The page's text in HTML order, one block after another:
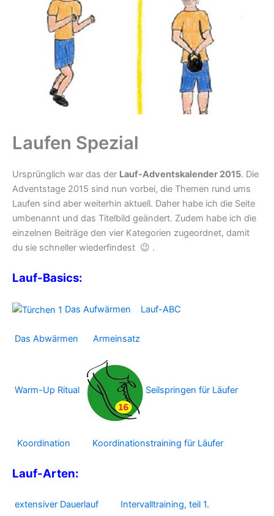
Laufen Spezial
Ursprünglich war das der Lauf-Adventskalender 2015. Die
Adventstage 2015 sind nun vorbei, die Themen rund ums
Laufen sind aber weiterhin aktuell. Daher habe ich die Seite
umbenannt und das Titelbild geändert. Zudem habe ich die
einzelnen Beiträge den vier Kategorien zugeordnet, damit
du sie schneller wiederfindest 😉 .
Lauf-Basics:
Das Aufwärmen Lauf-ABC
Das Abwärmen Armeinsatz
Warm-Up Ritual Seilspringen für Läufer
Koordination Koordinationstraining für Läufer
Lauf-Arten:
extensiver Dauerlauf Intervalltraining, teil 1.